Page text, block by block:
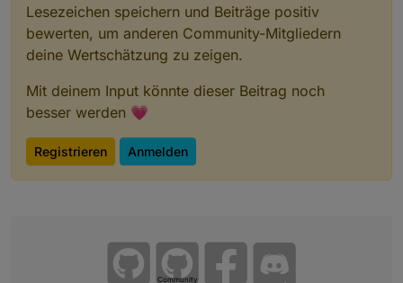
Lesezeichen speichern und Beiträge positiv
bewerten, um anderen Community-Mitgliedern
deine Wertschätzung zu zeigen.
Mit deinem Input könnte dieser Beitrag noch
besser werden 💗
Registrieren Anmelden
Community